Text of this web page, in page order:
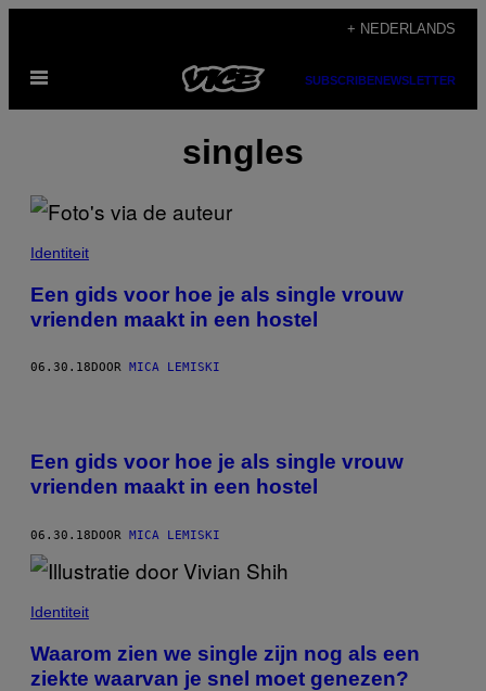
de
+ NEDERLANDS
Open
SUBSCRIBENEWSLETTER
singles
Identiteit
Een gids voor hoe je als single vrouw
vrienden maakt in een hostel
06.30.18 DOOR MICA LEMISKI
Een gids voor hoe je als single vrouw
vrienden maakt in een hostel
06.30.18DOOR MICA LEMISKI
Identiteit
Waarom zien we single zijn nog als een
ziekte waarvan je snel moet genezen?